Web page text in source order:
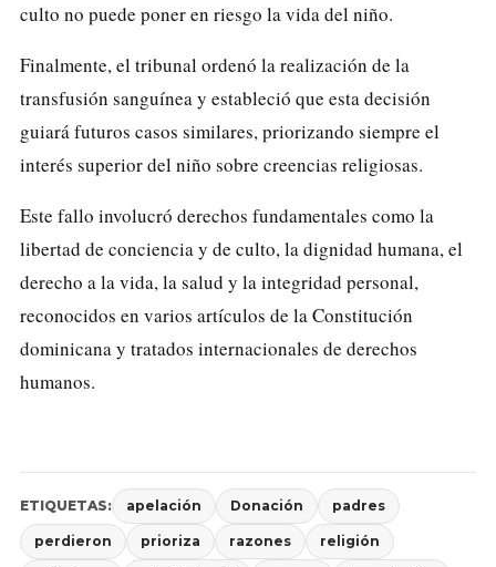
culto no puede poner en riesgo la vida del niño.
Finalmente, el tribunal ordenó la realización de la
transfusión sanguínea y estableció que esta decisión
guiará futuros casos similares, priorizando siempre el
interés superior del niño sobre creencias religiosas.
Este fallo involucró derechos fundamentales como la
libertad de conciencia y de culto, la dignidad humana, el
derecho a la vida, la salud y la integridad personal,
reconocidos en varios artículos de la Constitución
dominicana y tratados internacionales de derechos
humanos.
ETIQUETAS: apelación Donación padres
perdieron prioriza razones religión